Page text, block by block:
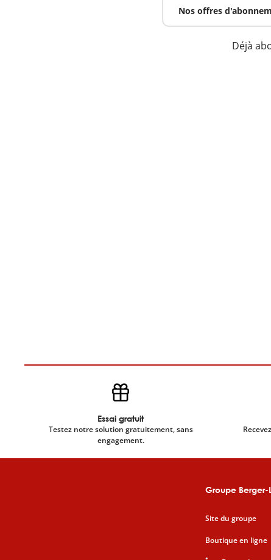
Nos offres
Déjà
Essai gratuit
Testez notre solution gratuitement, sans
engagement.
Groupe Berger-
Site du groupe
Boutique en ligne